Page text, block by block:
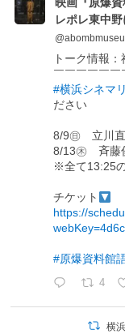
レポレ東中
トーク情報：
￣￣￣￣￣￣
#横浜シネマ
ださい
8/9㊐ 立川直
8/13㊍ 斉藤
※全て13:25
チケット
https://
#原爆資料館
4
横